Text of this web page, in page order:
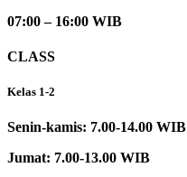
07:00 – 16:00 WIB
CLASS
Kelas 1-2
Senin-kamis: 7.00-14.00 WIB
Jumat: 7.00-13.00 WIB